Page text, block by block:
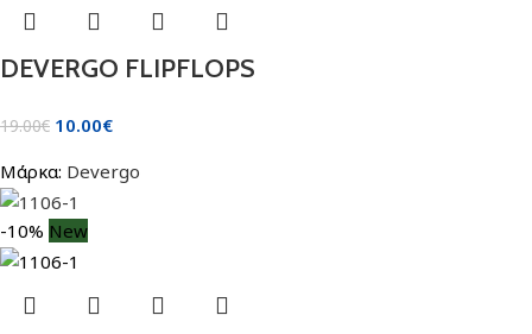
DEVERGO FLIPFLOPS
19.00€ 10.00€
Μάρκα: Devergo
-10% New